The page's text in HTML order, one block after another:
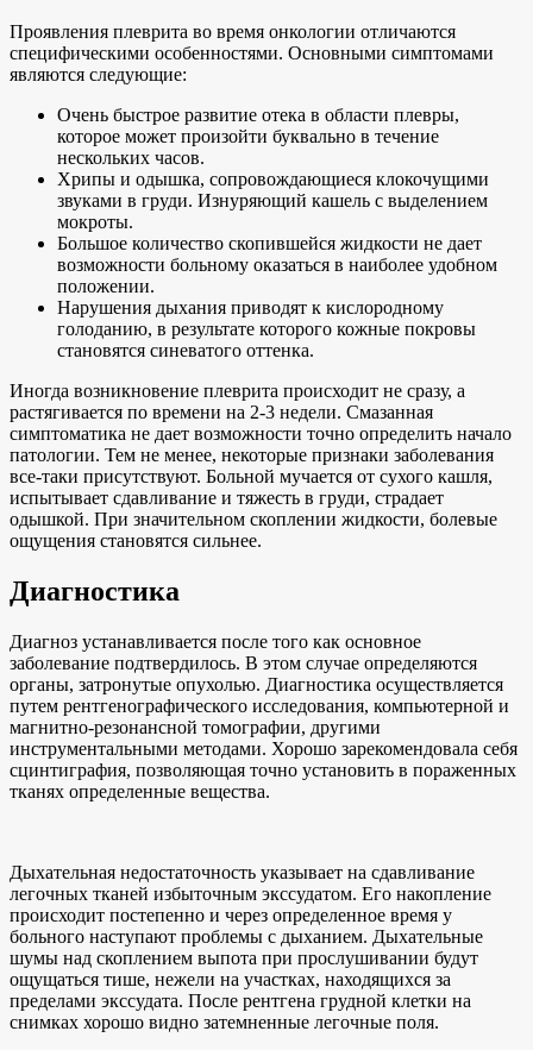
Проявления плеврита во время онкологии отличаются
специфическими особенностями. Основными симптомами
являются следующие:
Очень быстрое развитие отека в области плевры,
которое может произойти буквально в течение
нескольких часов.
Хрипы и одышка, сопровождающиеся клокочущими
звуками в груди. Изнуряющий кашель с выделением
мокроты.
Большое количество скопившейся жидкости не дает
возможности больному оказаться в наиболее удобном
положении.
Нарушения дыхания приводят к кислородному
голоданию, в результате которого кожные покровы
становятся синеватого оттенка.
Иногда возникновение плеврита происходит не сразу, а
растягивается по времени на 2-3 недели. Смазанная
симптоматика не дает возможности точно определить начало
патологии. Тем не менее, некоторые признаки заболевания
все-таки присутствуют. Больной мучается от сухого кашля,
испытывает сдавливание и тяжесть в груди, страдает
одышкой. При значительном скоплении жидкости, болевые
ощущения становятся сильнее.
Диагностика
Диагноз устанавливается после того как основное
заболевание подтвердилось. В этом случае определяются
органы, затронутые опухолью. Диагностика осуществляется
путем рентгенографического исследования, компьютерной и
магнитно-резонансной томографии, другими
инструментальными методами. Хорошо зарекомендовала себя
сцинтиграфия, позволяющая точно установить в пораженных
тканях определенные вещества.
Дыхательная недостаточность указывает на сдавливание
легочных тканей избыточным экссудатом. Его накопление
происходит постепенно и через определенное время у
больного наступают проблемы с дыханием. Дыхательные
шумы над скоплением выпота при прослушивании будут
ощущаться тише, нежели на участках, находящихся за
пределами экссудата. После рентгена грудной клетки на
снимках хорошо видно затемненные легочные поля.